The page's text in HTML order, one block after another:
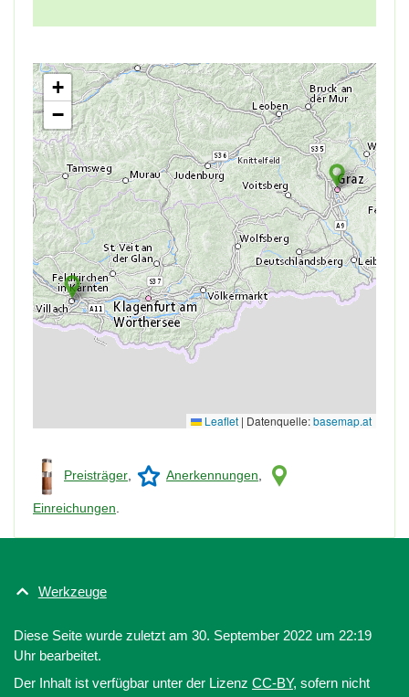
+
−
Leaflet | Datenquelle:basemap.at
Preisträger Anerkennungen
Einreichungen
Werkzeuge
Diese Seite wurde zuletzt am 30. September 2022 um 22:19
Uhr bearbeitet.
Der Inhalt ist verfügbar unter der Lizenz CC-BY, sofern nicht